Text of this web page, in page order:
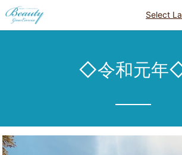
Select
◇令和元年